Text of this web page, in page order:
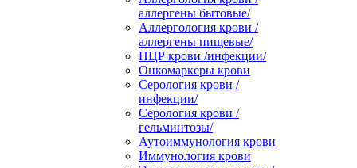
аллергены бытовые/
Аллергология крови /
аллергены пищевые/
ПЦР крови /инфекции/
Онкомаркеры крови
Серология крови /
инфекции/
Серология крови /
гельминтозы/
Аутоиммунология крови
Иммунология крови